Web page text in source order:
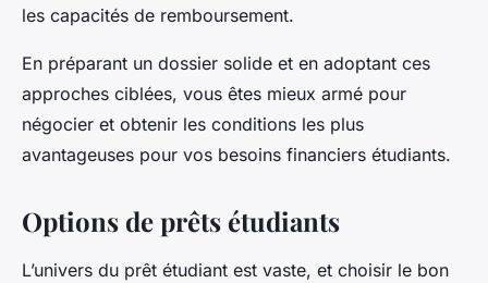
les capacités de remboursement.
En préparant un dossier solide et en adoptant ces
approches ciblées, vous êtes mieux armé pour
négocier et obtenir les conditions les plus
avantageuses pour vos besoins financiers étudiants.
Options de prêts étudiants
L’univers du prêt étudiant est vaste, et choisir le bon